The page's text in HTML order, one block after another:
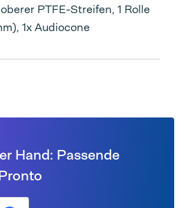
PTFE-Streifen, 1 Rolle
1x Audiocone
Hand: Passende